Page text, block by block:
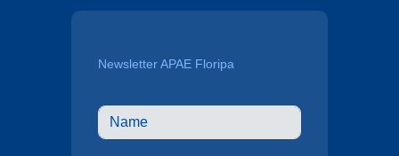
Newsletter APAE Floripa